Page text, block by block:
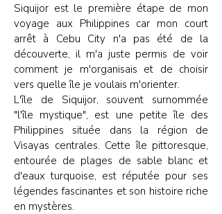
Siquijor est le première étape de mon
voyage aux Philippines car mon court
arrêt à Cebu City n'a pas été de la
découverte, il m'a juste permis de voir
comment je m'organisais et de choisir
vers quelle île je voulais m'orienter.
L'île de Siquijor, souvent surnommée
"l'île mystique", est une petite île des
Philippines située dans la région de
Visayas centrales. Cette île pittoresque,
entourée de plages de sable blanc et
d'eaux turquoise, est réputée pour ses
légendes fascinantes et son histoire riche
en mystères.